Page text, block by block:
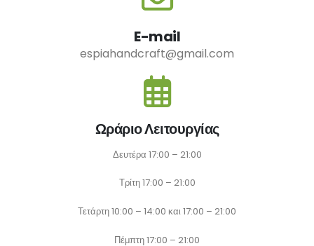
E-mail
espiahandcraft@gmail.com
Ωράριο Λειτουργίας
Δευτέρα 17:00 – 21:00
Τρίτη 17:00 – 21:00
Τετάρτη 10:00 – 14:00 και 17:00 – 21:00
Πέμπτη 17:00 – 21:00